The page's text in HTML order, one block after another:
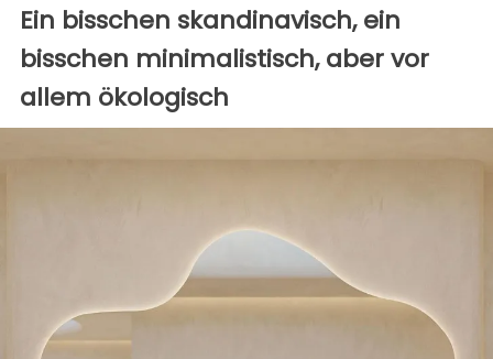
Ein bisschen skandinavisch, ein
bisschen minimalistisch, aber vor
allem ökologisch